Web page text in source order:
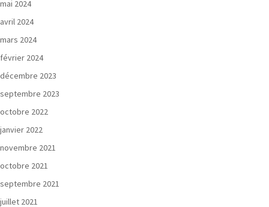
mai 2024
avril 2024
mars 2024
février 2024
décembre 2023
septembre 2023
octobre 2022
janvier 2022
novembre 2021
octobre 2021
septembre 2021
juillet 2021